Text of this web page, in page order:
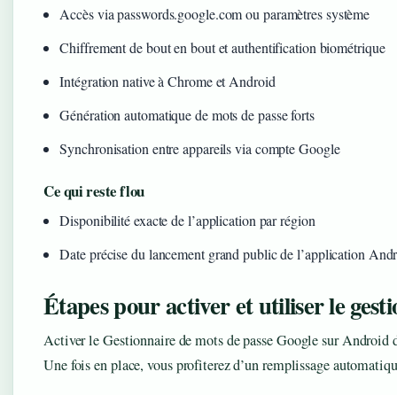
Accès via passwords.google.com ou paramètres système
Chiffrement de bout en bout et authentification biométrique
Intégration native à Chrome et Android
Génération automatique de mots de passe forts
Synchronisation entre appareils via compte Google
Ce qui reste flou
Disponibilité exacte de l’application par région
Date précise du lancement grand public de l’application
Étapes pour activer et utiliser le
Activer le Gestionnaire de mots de passe Google sur Android
Une fois en place, vous profiterez d’un remplissage